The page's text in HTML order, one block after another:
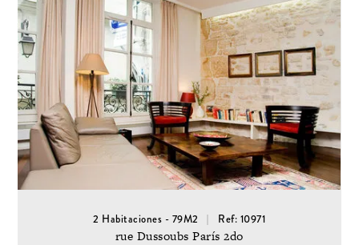
2 Habitaciones - 79M2 Ref: 10971
rue Dussoubs París 2do